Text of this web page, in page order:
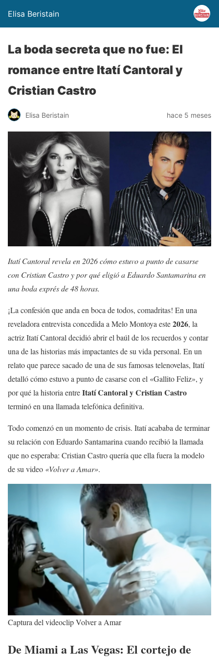
Elisa Beristain
La boda secreta que no fue: El
romance entre Itatí Cantoral y
Cristian Castro
Elisa Beristain hace 5 meses
Itatí Cantoral revela en 2026 cómo estuvo a punto de casarse
con Cristian Castro y por qué eligió a Eduardo Santamarina en
una boda exprés de 48 horas.
¡La confesión que anda en boca de todos, comadritas! En una
reveladora entrevista concedida a Melo Montoya este2026, la
actriz Itatí Cantoral decidió abrir el baúl de los recuerdos y contar
una de las historias más impactantes de su vida personal. En un
relato que parece sacado de una de sus famosas telenovelas, Itatí
detalló cómo estuvo a punto de casarse con el «Gallito Feliz», y
por qué la historia entreItatí Cantoral y Cristian Castro
terminó en una llamada telefónica definitiva.
Todo comenzó en un momento de crisis. Itatí acababa de terminar
su relación con Eduardo Santamarina cuando recibió la llamada
que no esperaba: Cristian Castro quería que ella fuera la modelo
de su video «Volver a Amar».
Captura del videoclip Volver a Amar
De Miami a Las Vegas: El cortejo de